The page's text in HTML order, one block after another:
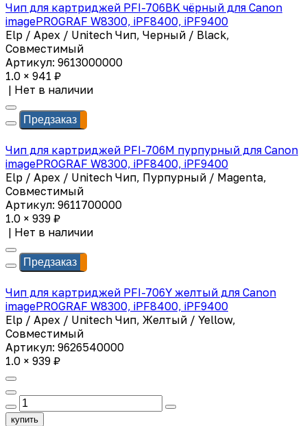
Чип для картриджей PFI-706BK чёрный для Canon
imagePROGRAF W8300, iPF8400, iPF9400
Elp / Apex / Unitech Чип, Черный / Black,
Совместимый
Артикул: 9613000000
1.0 × 941 ₽
| Нет в наличии
Предзаказ
Чип для картриджей PFI-706M пурпурный для Canon
imagePROGRAF W8300, iPF8400, iPF9400
Elp / Apex / Unitech Чип, Пурпурный / Magenta,
Совместимый
Артикул: 9611700000
1.0 × 939 ₽
| Нет в наличии
Предзаказ
Чип для картриджей PFI-706Y желтый для Canon
imagePROGRAF W8300, iPF8400, iPF9400
Elp / Apex / Unitech Чип, Желтый / Yellow,
Совместимый
Артикул: 9626540000
1.0 × 939 ₽
купить